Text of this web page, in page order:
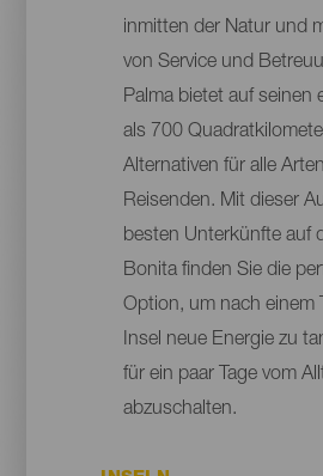
inmitten der Natur und
von Service und
Palma bietet auf seinen
als 700
Alternativen für alle
Reisenden. Mit dieser
besten Unterkünfte auf
Bonita finden Sie die
Option, um nach einem
Insel neue Energie zu
für ein paar Tage vom
abzuschalten.